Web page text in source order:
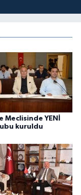
Meclisinde YENİ
kuruldu